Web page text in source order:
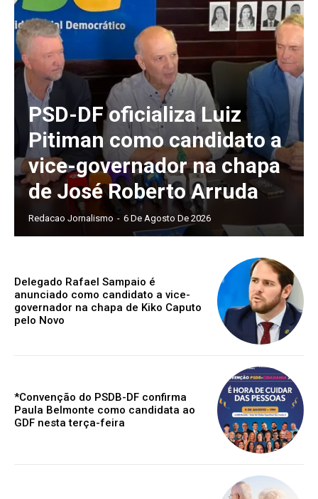
PSD-DF oficializa Luiz
Pitiman como candidato a
vice-governador na chapa
de José Roberto Arruda
Redacao Jornalismo - 6 De Agosto De 2026
Delegado Rafael Sampaio é
anunciado como candidato a vice-
governador na chapa de Kiko Caputo
pelo Novo
*Convenção do PSDB-DF confirma
Paula Belmonte como candidata ao
GDF nesta terça-feira